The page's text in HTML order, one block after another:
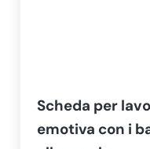
Scheda per
emotiva con i